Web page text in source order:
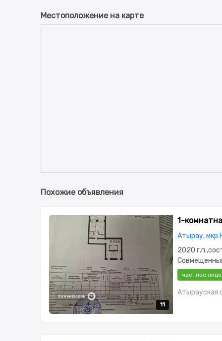
Местоположение на карте
Похожие объявления
11
11
11
11
11
1-
Атырау, мкр
2020
частное лицо
Атырауская